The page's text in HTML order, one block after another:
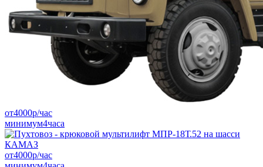
от4000р/час
минимум4часа
от4000р/час